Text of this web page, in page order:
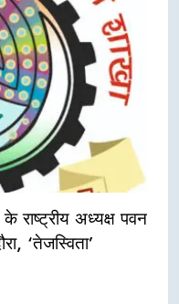
के राष्ट्रीय अध्यक्ष पवन
‘तेजस्विता’